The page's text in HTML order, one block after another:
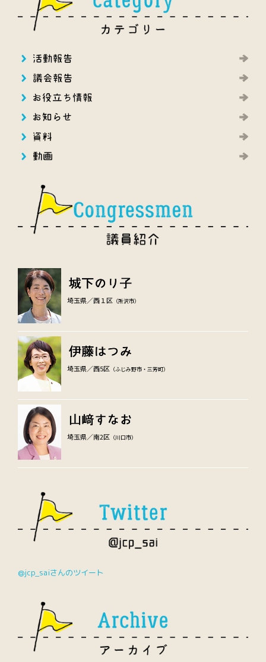
埼玉県／西１区 （所沢市）
埼玉県／西5区 （ふじみ野市・三芳町）
埼玉県／南2区 （川口市）
@jcp_saiさんのツイート